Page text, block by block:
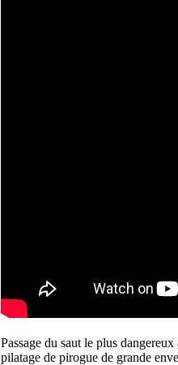
Passage du saut le plus
pilatage de pirogue de grande